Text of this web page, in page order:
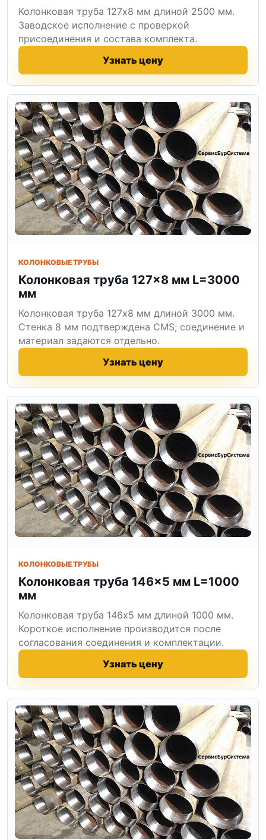
Колонковая труба 127x8 мм длиной 2500 мм.
Заводское исполнение с проверкой
присоединения и состава комплекта.
Узнать цену
КОЛОНКОВЫЕ ТРУБЫ
Колонковая труба 127×8 мм L=3000
мм
Колонковая труба 127x8 мм длиной 3000 мм.
Стенка 8 мм подтверждена CMS; соединение и
материал задаются отдельно.
Узнать цену
КОЛОНКОВЫЕ ТРУБЫ
Колонковая труба 146×5 мм L=1000
мм
Колонковая труба 146x5 мм длиной 1000 мм.
Короткое исполнение производится после
согласования соединения и комплектации.
Узнать цену